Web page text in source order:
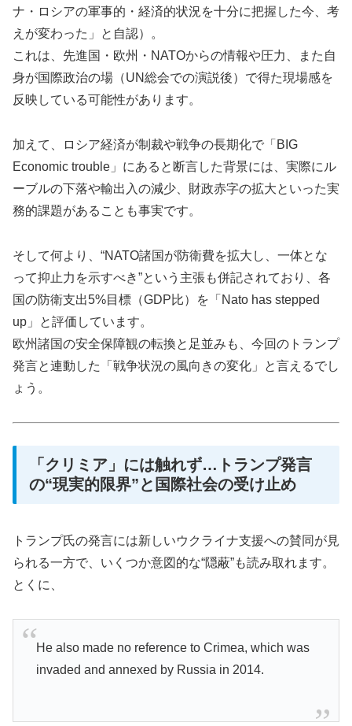
ナ・ロシアの軍事的・経済的状況を十分に把握した今、考
えが変わった」と自認）。
これは、先進国・欧州・NATOからの情報や圧力、また自
身が国際政治の場（UN総会での演説後）で得た現場感を
反映している可能性があります。
加えて、ロシア経済が制裁や戦争の長期化で「BIG
Economic trouble」にあると断言した背景には、実際にル
ーブルの下落や輸出入の減少、財政赤字の拡大といった実
務的課題があることも事実です。
そして何より、“NATO諸国が防衛費を拡大し、一体とな
って抑止力を示すべき”という主張も併記されており、各
国の防衛支出5%目標（GDP比）を「Nato has stepped
up」と評価しています。
欧州諸国の安全保障観の転換と足並みも、今回のトランプ
発言と連動した「戦争状況の風向きの変化」と言えるでし
ょう。
「クリミア」には触れず…トランプ発言
の“現実的限界”と国際社会の受け止め
トランプ氏の発言には新しいウクライナ支援への賛同が見
られる一方で、いくつか意図的な“隠蔽”も読み取れます。
とくに、
He also made no reference to Crimea, which was
invaded and annexed by Russia in 2014.